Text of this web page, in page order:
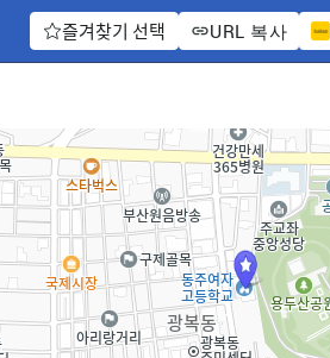
즐겨찾기 선택 URL 복사